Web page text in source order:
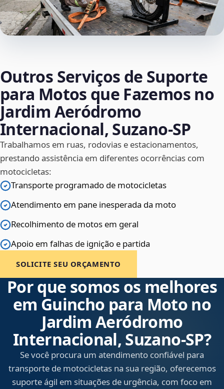
Outros Serviços de Suporte
para Motos que Fazemos no
Jardim Aeródromo
Internacional, Suzano‑SP
Trabalhamos em ruas, rodovias e estacionamentos,
prestando assistência em diferentes ocorrências com
motocicletas:
Transporte programado de motocicletas
Atendimento em pane inesperada da moto
Recolhimento de motos em geral
Apoio em falhas de ignição e partida
SOLICITE SEU ORÇAMENTO
Por que somos os melhores
em Guincho para Moto no
Jardim Aeródromo
Internacional, Suzano‑SP?
Se você procura um atendimento confiável para
transporte de motocicletas na sua região, oferecemos
suporte ágil em situações de urgência, com foco em